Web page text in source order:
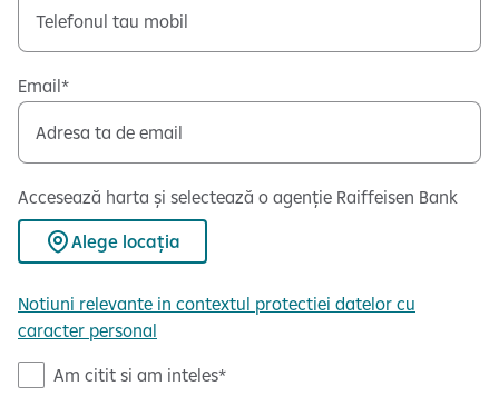
Email
Accesează harta și selectează o agenție Raiffeisen Bank
Alege locația
Notiuni relevante in contextul protectiei datelor cu
caracter personal
Am citit si am inteles